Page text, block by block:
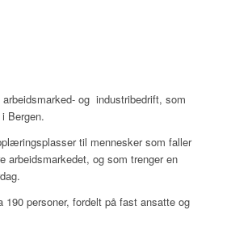
og industribedrift, som
Bergen.
til mennesker som faller
arbeidsmarkedet, og som trenger en
personer, fordelt på fast ansatte og